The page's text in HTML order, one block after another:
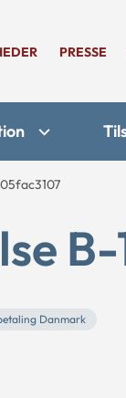
PRESSE
B-
Danmark